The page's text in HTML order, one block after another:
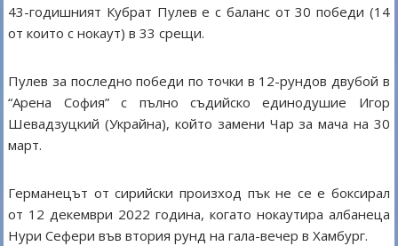
43-годишният Кубрат Пулев е с баланс от 30 победи (14
от които с нокаут) в 33 срещи.
Пулев за последно победи по точки в 12-рундов двубой в
“Арена София” с пълно съдийско единодушие Игор
Шевадзуцкий (Украйна), който замени Чар за мача на 30
март.
Германецът от сирийски произход пък не се е боксирал
от 12 декември 2022 година, когато нокаутира албанеца
Нури Сефери във втория рунд на гала-вечер в Хамбург.